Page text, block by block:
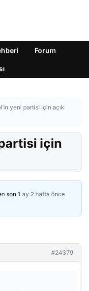
Forum
yeni partisi için açık
için
son 1 ay 2 hafta önce
#24379